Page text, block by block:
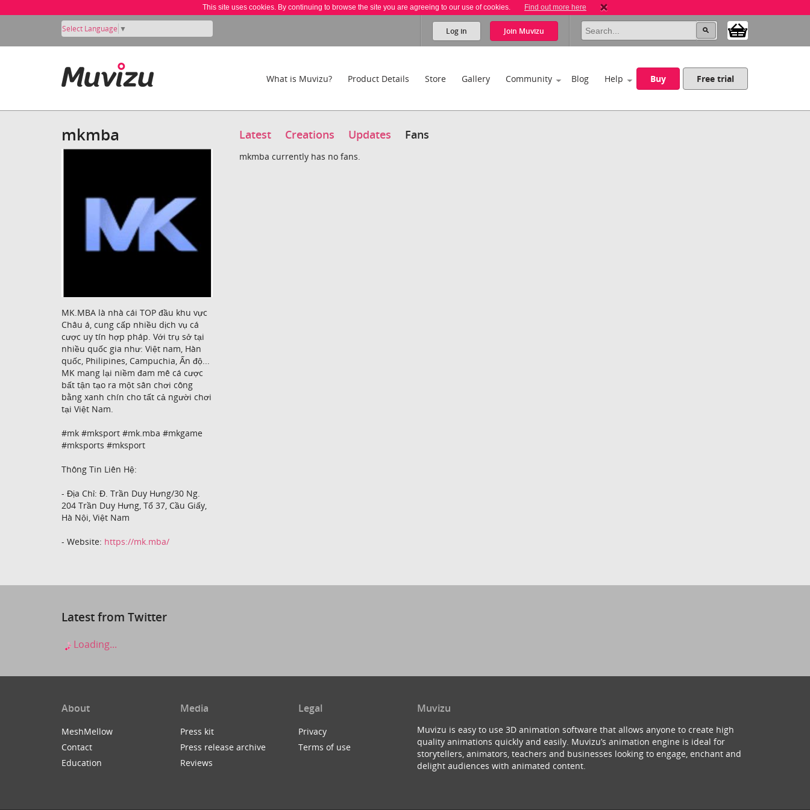
This site uses cookies. By continuing to browse the site you are agreeing to our use of cookies. Find out more here
Select Language ▼ Log in Join Muvizu
What is Muvizu? Product Details Store Gallery Community Blog Help Buy Free trial
mkmba
MK.MBA là nhà cái TOP đầu khu vực
Châu á, cung cấp nhiều dịch vụ cá
cược uy tín hợp pháp. Với trụ sở tại
nhiều quốc gia như: Việt nam, Hàn
quốc, Philipines, Campuchia, Ấn độ...
MK mang lại niềm đam mê cá cược
bất tận tạo ra một sân chơi công
bằng xanh chín cho tất cả người chơi
tại Việt Nam.
#mk #mksport #mk.mba #mkgame
#mksports #mksport
Thông Tin Liên Hệ:
- Địa Chỉ: Đ. Trần Duy Hưng/30 Ng.
204 Trần Duy Hưng, Tổ 37, Cầu Giấy,
Hà Nội, Việt Nam
- Website: https://mk.mba/
Latest Creations Updates Fans
mkmba currently has no fans.
Latest from Twitter
Loading...
About
MeshMellow
Contact
Education
Media
Press kit
Press release archive
Reviews
Legal
Privacy
Terms of use
Muvizu
Muvizu is easy to use 3D animation software that allows anyone to create high
quality animations quickly and easily. Muvizu’s animation engine is ideal for
storytellers, animators, teachers and businesses looking to engage, enchant and
delight audiences with animated content.